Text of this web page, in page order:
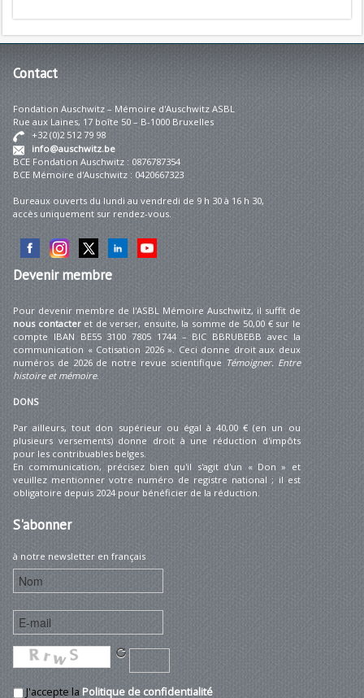
Contact
Fondation Auschwitz – Mémoire d'Auschwitz ASBL
Rue aux Laines, 17 boîte 50 – B-1000 Bruxelles
+32 (0)2 512 79 98
info@auschwitz.be
BCE Fondation Auschwitz : 0876787354
BCE Mémoire d'Auschwitz : 0420667323
Bureaux ouverts du lundi au vendredi de 9 h 30 à 16 h 30,
accès uniquement sur rendez-vous.
Devenirmembre
Pour devenir membre de l'ASBL Mémoire Auschwitz, il suffit de
nous contacteret de verser, ensuite, la somme de 50,00 € sur le
compte IBAN BE55 3100 7805 1744 – BIC BBRUBEBB avec la
communication « Cotisation 2026 ». Ceci donne droit aux deux
numéros de 2026 de notre revue scientifique Témoigner. Entre
histoire et mémoire.
DONS
Par ailleurs, tout don supérieur ou égal à 40,00 € (en un ou
plusieurs versements) donne droit à une réduction d'impôts
pour les contribuables belges.
En communication, précisez bien qu'il s'agit d'un « Don » et
veuillez mentionner votre numéro de registre national ; il est
obligatoire depuis 2024 pour bénéficier de la réduction.
S'abonner
à notre newsletter en français
J'accepte la Politique de confidentialité